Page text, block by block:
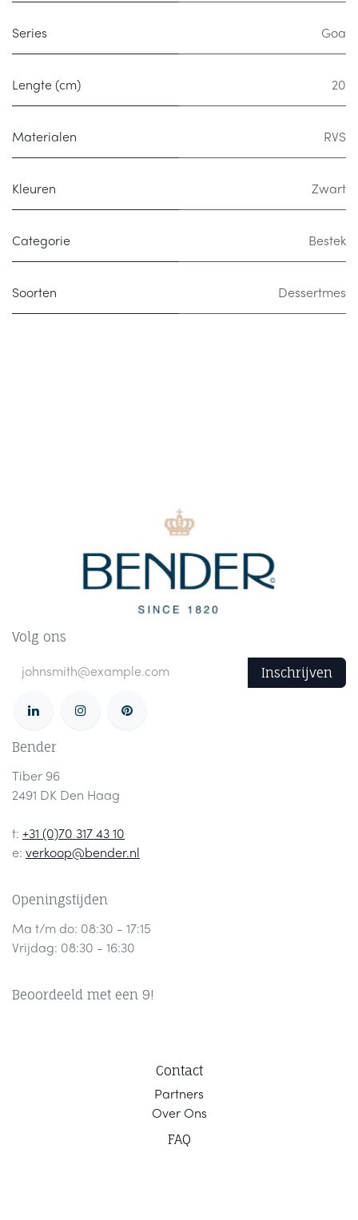
Series Goa
Lengte (cm) 20
Materialen RVS
Kleuren Zwart
Categorie Bestek
Soorten Dessertmes
Volg ons
Inschrijven
Bender
Tiber 96
2491 DK Den Haag
t: +31 (0)70 317 43 10
e: verkoop@bender.nl
Openingstijden
Ma t/m do: 08:30 - 17:15
Vrijdag: 08:30 - 16:30
Beoordeeld met een 9!
Contact
Partners
Over Ons
FAQ